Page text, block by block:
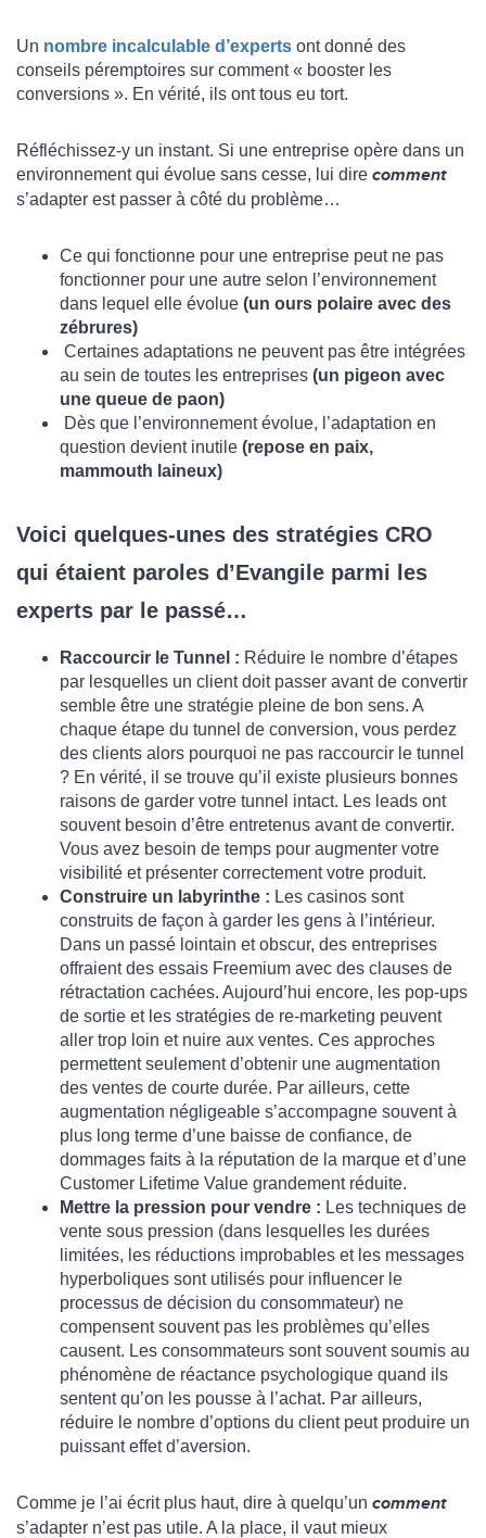
Un nombre incalculable d’experts ont donné des
conseils péremptoires sur comment « booster les
conversions ». En vérité, ils ont tous eu tort.
Réfléchissez-y un instant. Si une entreprise opère dans un
environnement qui évolue sans cesse, lui dire comment
s’adapter est passer à côté du problème…
Ce qui fonctionne pour une entreprise peut ne pas
fonctionner pour une autre selon l’environnement
dans lequel elle évolue (un ours polaire avec des
zébrures)
Certaines adaptations ne peuvent pas être intégrées
au sein de toutes les entreprises (un pigeon avec
une queue de paon)
Dès que l’environnement évolue, l’adaptation en
question devient inutile (repose en paix,
mammouth laineux)
Voici quelques-unes des stratégies CRO
qui étaient paroles d’Evangile parmi les
experts par le passé…
Raccourcir le Tunnel : Réduire le nombre d’étapes
par lesquelles un client doit passer avant de convertir
semble être une stratégie pleine de bon sens. A
chaque étape du tunnel de conversion, vous perdez
des clients alors pourquoi ne pas raccourcir le tunnel
? En vérité, il se trouve qu’il existe plusieurs bonnes
raisons de garder votre tunnel intact. Les leads ont
souvent besoin d’être entretenus avant de convertir.
Vous avez besoin de temps pour augmenter votre
visibilité et présenter correctement votre produit.
Construire un labyrinthe : Les casinos sont
construits de façon à garder les gens à l’intérieur.
Dans un passé lointain et obscur, des entreprises
offraient des essais Freemium avec des clauses de
rétractation cachées. Aujourd’hui encore, les pop-ups
de sortie et les stratégies de re-marketing peuvent
aller trop loin et nuire aux ventes. Ces approches
permettent seulement d’obtenir une augmentation
des ventes de courte durée. Par ailleurs, cette
augmentation négligeable s’accompagne souvent à
plus long terme d’une baisse de confiance, de
dommages faits à la réputation de la marque et d’une
Customer Lifetime Value grandement réduite.
Mettre la pression pour vendre : Les techniques de
vente sous pression (dans lesquelles les durées
limitées, les réductions improbables et les messages
hyperboliques sont utilisés pour influencer le
processus de décision du consommateur) ne
compensent souvent pas les problèmes qu’elles
causent. Les consommateurs sont souvent soumis au
phénomène de réactance psychologique quand ils
sentent qu’on les pousse à l’achat. Par ailleurs,
réduire le nombre d’options du client peut produire un
puissant effet d’aversion.
Comme je l’ai écrit plus haut, dire à quelqu’un comment
s’adapter n’est pas utile. A la place, il vaut mieux